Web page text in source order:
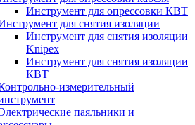
Инструмент для опрессовки КВТ
для снятия изоляции
Инструмент для снятия изоляции
Knipex
Инструмент для снятия изоляции
КВТ
измерительный
паяльники и